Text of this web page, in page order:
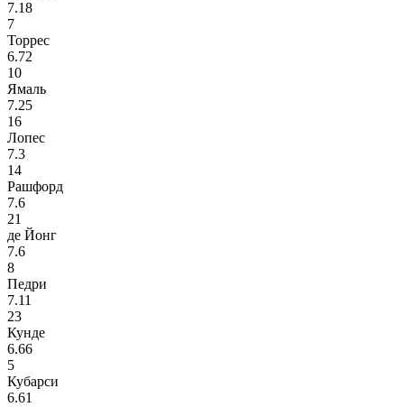
7.18
7
Торрес
6.72
10
Ямаль
7.25
16
Лопес
7.3
14
Рашфорд
7.6
21
де Йонг
7.6
8
Педри
7.11
23
Кунде
6.66
5
Кубарси
6.61